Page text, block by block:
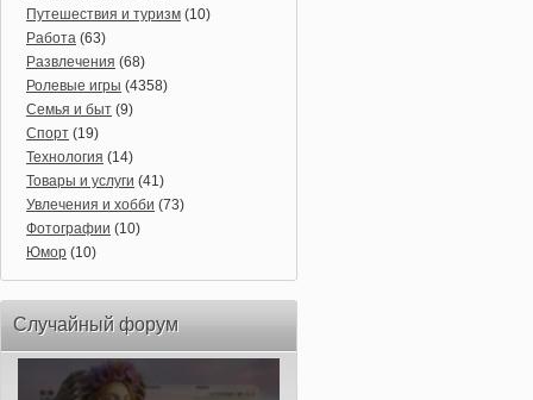
Путешествия и туризм (10)
Работа (63)
Развлечения (68)
Ролевые игры (4358)
Семья и быт (9)
Спорт (19)
Технология (14)
Товары и услуги (41)
Увлечения и хобби (73)
Фотографии (10)
Юмор (10)
Случайный форум